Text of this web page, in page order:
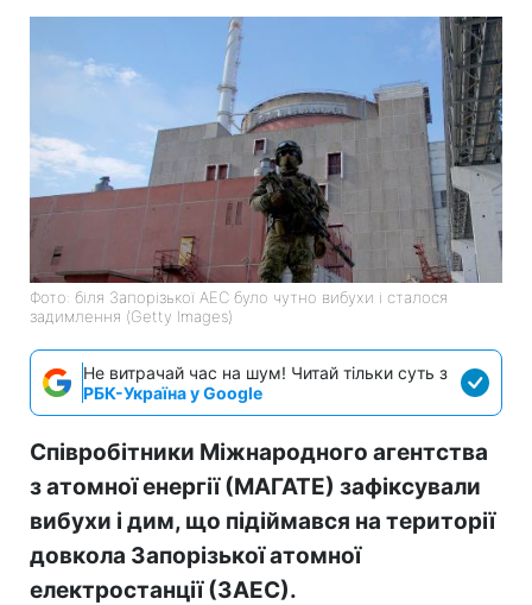
Фото: біля Запорізької АЕС було чутно вибухи і сталося
задимлення (Getty Images)
Не витрачай час на шум! Читай тільки суть з
РБК-Україна у Google
Співробітники Міжнародного агентства
з атомної енергії (МАГАТЕ) зафіксували
вибухи і дим, що підіймався на території
довкола Запорізької атомної
електростанції (ЗАЕС).